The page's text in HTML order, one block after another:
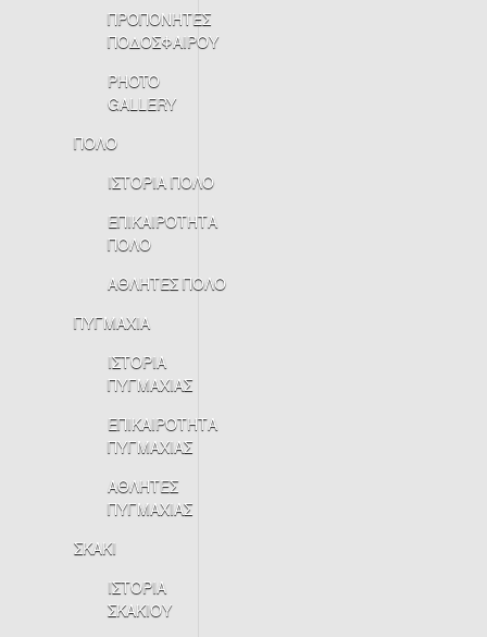
ΠΡΟΠΟΝΗΤΕΣ
ΠΟΔΟΣΦΑΙΡΟΥ
PHOTO
GALLERY
ΠΟΛΟ
ΙΣΤΟΡΙΑ ΠΟΛΟ
ΕΠΙΚΑΙΡΟΤΗΤΑ
ΠΟΛΟ
ΑΘΛΗΤΕΣ ΠΟΛΟ
ΠΥΓΜΑΧΙΑ
ΙΣΤΟΡΙΑ
ΠΥΓΜΑΧΙΑΣ
ΕΠΙΚΑΙΡΟΤΗΤΑ
ΠΥΓΜΑΧΙΑΣ
ΑΘΛΗΤΕΣ
ΠΥΓΜΑΧΙΑΣ
ΣΚΑΚΙ
ΙΣΤΟΡΙΑ
ΣΚΑΚΙΟΥ